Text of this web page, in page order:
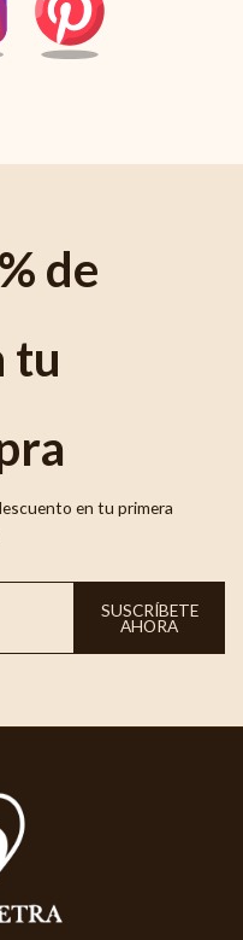
de
tu
en tu primera
SUSCRÍBETE
AHORA